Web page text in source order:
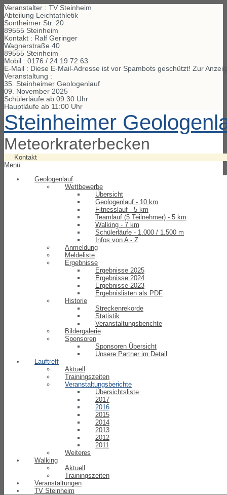
Veranstalter : TV Steinheim
Abteilung Leichtathletik
Sontheimer Str. 20
89555 Steinheim
Kontakt : Ralf Geringer
Wagnerstraße 40
89555 Steinheim
Mobil : 0176 / 24 19 72 63
E-Mail : Diese E-Mail-Adresse ist vor Spambots geschützt! Zur
Veranstaltung :
35. Steinheimer Geologenlauf
09. November 2025
Schülerläufe ab 09:30 Uhr
Hauptläufe ab 11:00 Uhr
Steinheimer
Meteorkraterbecken
Kontakt
Menü
Geologenlauf
Wettbewerbe
Übersicht
Geologenlauf - 10 km
Fitnesslauf - 5 km
Teamlauf (5 Teilnehmer) - 5 km
Walking - 7 km
Schülerläufe - 1.000 / 1.500 m
Infos von A - Z
Anmeldung
Meldeliste
Ergebnisse
Ergebnisse 2025
Ergebnisse 2024
Ergebnisse 2023
Ergebnislisten als PDF
Historie
Streckenrekorde
Statistik
Veranstaltungsberichte
Bildergalerie
Sponsoren
Sponsoren Übersicht
Unsere Partner im Detail
Lauftreff
Aktuell
Trainingszeiten
Veranstaltungsberichte
Übersichtsliste
2017
2016
2015
2014
2013
2012
2011
Weiteres
Walking
Aktuell
Trainingszeiten
Veranstaltungen
TV Steinheim